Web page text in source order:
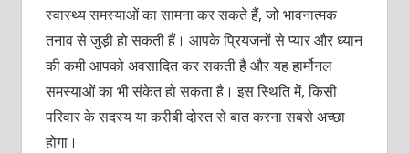
स्वास्थ्य समस्याओं का सामना कर सकते हैं, जो भावनात्मक
तनाव से जुड़ी हो सकती हैं। आपके प्रियजनों से प्यार और ध्यान
की कमी आपको अवसादित कर सकती है और यह हार्मोनल
समस्याओं का भी संकेत हो सकता है। इस स्थिति में, किसी
परिवार के सदस्य या करीबी दोस्त से बात करना सबसे अच्छा
होगा।